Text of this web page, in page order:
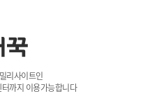
리사이트인
까지 이용가능합니다